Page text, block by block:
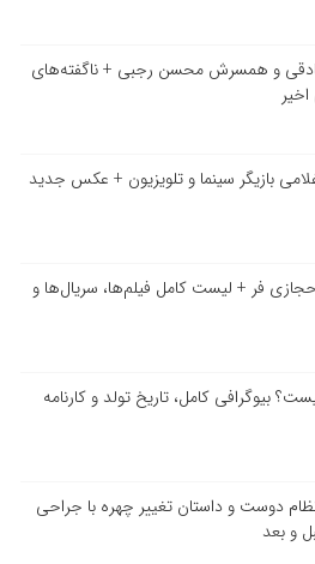
و همسرش محسن رجبی + ناگفته‌های
بازیگر سینما و تلویزیون + عکس جدید
فر + لیست کامل فیلم‌ها، سریال‌ها و
بیوگرافی کامل، تاریخ تولد و کارنامه
دوست و داستان تغییر چهره با جراحی
و بعد